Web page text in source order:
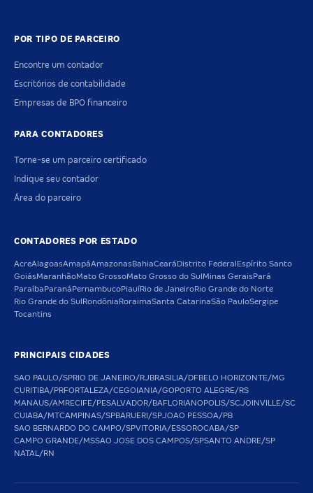
POR TIPO DE PARCEIRO
Encontre um contador
Escritórios de contabilidade
Empresas de BPO financeiro
PARA CONTADORES
Torne-se um parceiro certificado
Indique seu contador
Área do parceiro
CONTADORES POR ESTADO
AcreAlagoasAmapáAmazonas BahiaCeará Distrito Federal Espírito Santo
GoiásMaranhãoMato GrossoMato Grosso do Sul Minas Gerais Pará
Paraíba Paraná PernambucoPiauíRio de JaneiroRio Grande do Norte
Rio Grande do Sul Rondônia RoraimaSanta CatarinaSão PauloSergipe
Tocantins
PRINCIPAIS CIDADES
SAO PAULO/SPRIO DE JANEIRO/RJBRASILIA/DFBELO HORIZONTE/MG
CURITIBA/PRFORTALEZA/CEGOIANIA/GOPORTO ALEGRE/RS
MANAUS/AMRECIFE/PESALVADOR/BAFLORIANOPOLIS/SCJOINVILLE/SC
CUIABA/MTCAMPINAS/SPBARUERI/SPJOAO PESSOA/PB
SAO BERNARDO DO CAMPO/SPVITORIA/ESSOROCABA/SP
CAMPO GRANDE/MSSAO JOSE DOS CAMPOS/SPSANTO ANDRE/SP
NATAL/RN